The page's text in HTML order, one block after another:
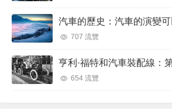
707 流覽
654 流覽